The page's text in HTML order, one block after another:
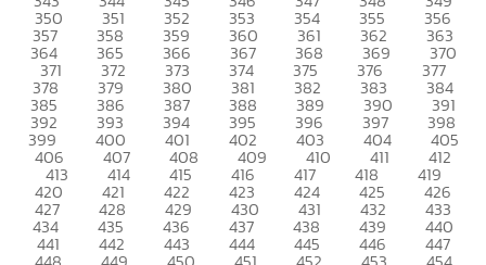
350 351 352 353 354 355 356
357 358 359 360 361 362 363
364 365 366 367 368 369 370
371 372 373 374 375 376 377
378 379 380 381 382 383 384
385 386 387 388 389 390 391
392 393 394 395 396 397 398
399 400 401 402 403 404 405
406 407 408 409 410 411 412
413 414 415 416 417 418 419
420 421 422 423 424 425 426
427 428 429 430 431 432 433
434 435 436 437 438 439 440
441 442 443 444 445 446 447